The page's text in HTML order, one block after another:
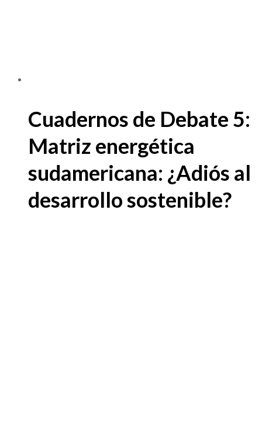
Cuadernos de Debate 5:
Matriz energética
sudamericana: ¿Adiós al
desarrollo sostenible?